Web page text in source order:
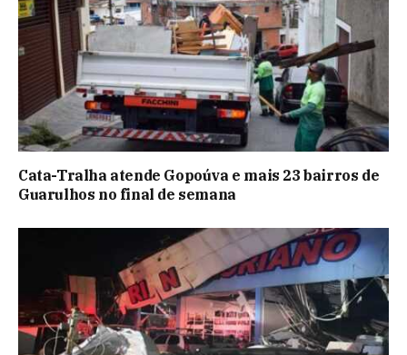
Cata-Tralha atende Gopoúva e mais 23 bairros de
Guarulhos no final de semana